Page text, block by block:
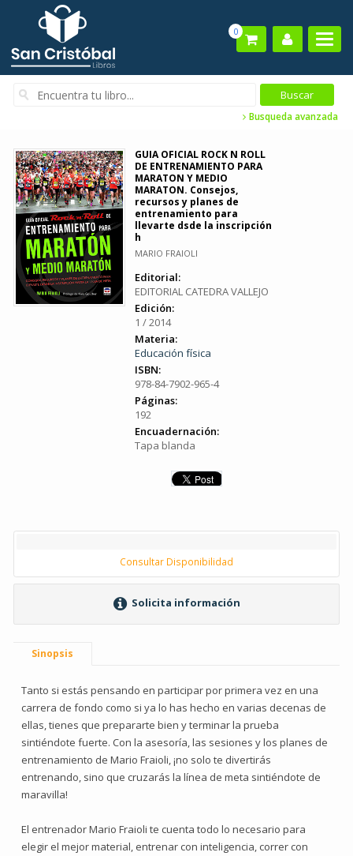
0
Busqueda avanzada
GUIA OFICIAL ROCK N ROLL
DE ENTRENAMIENTO PARA
MARATON Y MEDIO
MARATON. Consejos,
recursos y planes de
entrenamiento para
llevarte dsde la inscripción
h
MARIO FRAIOLI
Editorial:
EDITORIAL CATEDRA VALLEJO
Edición:
1 / 2014
Materia:
Educación física
ISBN:
978-84-7902-965-4
Páginas:
192
Encuadernación:
Tapa blanda
Consultar Disponibilidad
Solicita información
Sinopsis
Tanto si estás pensando en participar por primera vez en una
carrera de fondo como si ya lo has hecho en varias decenas de
ellas, tienes que prepararte bien y terminar la prueba
sintiéndote fuerte. Con la asesoría, las sesiones y los planes de
entrenamiento de Mario Fraioli, ¡no solo te divertirás
entrenando, sino que cruzarás la línea de meta sintiéndote de
maravilla!
El entrenador Mario Fraioli te cuenta todo lo necesario para
elegir el mejor material, entrenar con inteligencia, correr con